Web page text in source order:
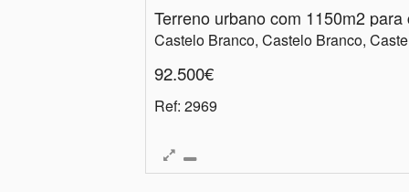
92.500€
Ref: 2969